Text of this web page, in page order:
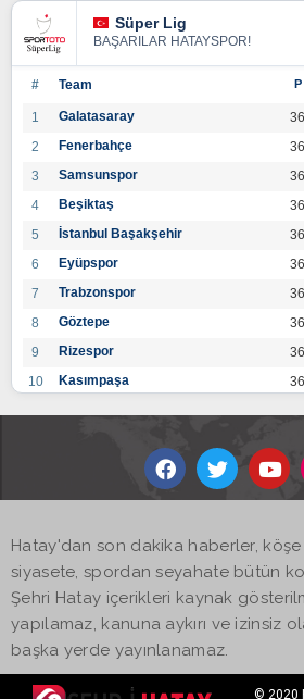
Süper Lig
BAŞARILAR HATAYSPOR!
# Team P
1 Galatasaray 36
2
Fenerbahçe 36
3
Samsunspor 36
4
Beşiktaş 36
5
İstanbul Başakşehir 36
6
Eyüpspor 36
7
Trabzonspor 36
8
Göztepe 36
9
Rizespor 36
10
Kasımpaşa 36
36
14
Kayserispor 36
Hatayspor 36
19
Adana Demirspor
Hatay'dan son dakika haberler, köşe
siyasete, spordan seyahate bütün
Şehri Hatay içerikleri kaynak
yapılamaz, kanuna aykırı ve izinsiz
başka yerde yayınlanamaz.
© 2020